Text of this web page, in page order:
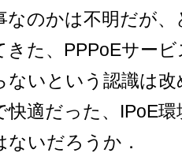
なのかは不明だが
きた、PPPoEサー
ないという認識は
快適だった、IPoE
いだろうか．